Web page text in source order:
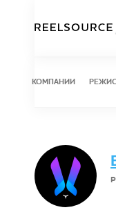
КОМПАНИИ